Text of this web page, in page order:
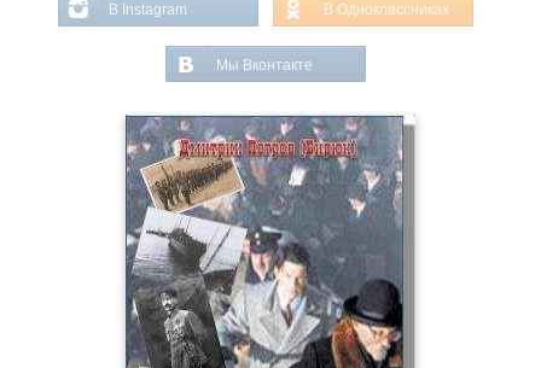
В Instagram В Одноклассниках
Мы Вконтакте